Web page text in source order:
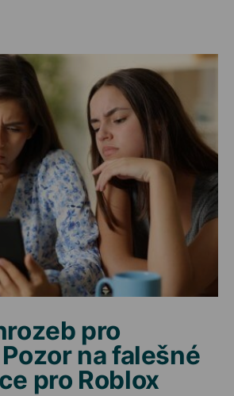
pro
na falešné
pro Roblox